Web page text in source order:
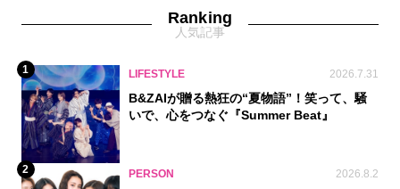
Ranking
人気記事
1 LIFESTYLE 2026.7.31
B&ZAIが贈る熱狂の“夏物語”！笑って、騒
いで、心をつなぐ『Summer Beat』
2 PERSON 2026.8.2